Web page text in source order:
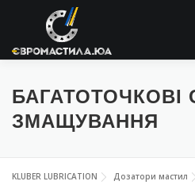
ПРО КОМПАНІЮ
БАГАТОТОЧКОВІ
ЗМАЩУВАННЯ
KLUBER LUBRICATION Дозатори мастил